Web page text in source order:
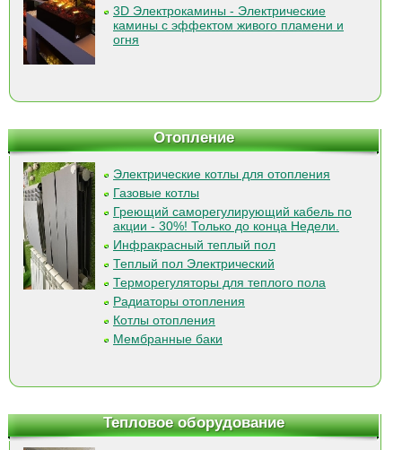
3D Электрокамины - Электрические
камины с эффектом живого пламени и
огня
Отопление
Электрические котлы для отопления
Газовые котлы
Греющий саморегулирующий кабель по
акции - 30%! Только до конца Недели.
Инфракрасный теплый пол
Теплый пол Электрический
Терморегуляторы для теплого пола
Радиаторы отопления
Котлы отопления
Мембранные баки
Тепловое оборудование